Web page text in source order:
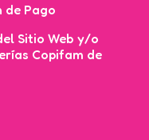
de Pago
Sitio Web y/o
Copifam de